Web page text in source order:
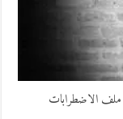
ملف الاضطرابات